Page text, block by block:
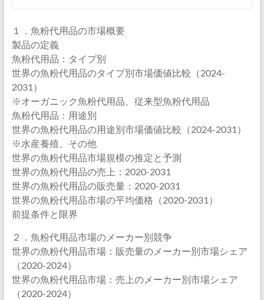
１．魚粉代用品の市場概要
製品の定義
魚粉代用品：タイプ別
世界の魚粉代用品のタイプ別市場価値比較（2024-
2031）
※オーガニック魚粉代用品、従来型魚粉代用品
魚粉代用品：用途別
世界の魚粉代用品の用途別市場価値比較（2024-2031）
※水産養殖、その他
世界の魚粉代用品市場規模の推定と予測
世界の魚粉代用品の売上：2020-2031
世界の魚粉代用品の販売量：2020-2031
世界の魚粉代用品市場の平均価格（2020-2031）
前提条件と限界
２．魚粉代用品市場のメーカー別競争
世界の魚粉代用品市場：販売量のメーカー別市場シェア
（2020-2024）
世界の魚粉代用品市場：売上のメーカー別市場シェア
（2020-2024）